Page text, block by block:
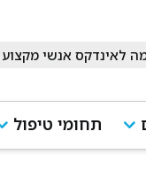
לאינדקס אנשי מקצוע
תחומי טיפול